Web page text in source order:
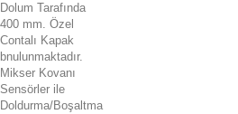
Dolum Tarafında
400 mm. Özel
Contalı Kapak
bnulunmaktadır.
Mikser Kovanı
Sensörler ile
Doldurma/Boşaltma